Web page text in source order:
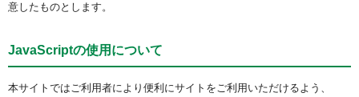
意したものとします。
JavaScriptの使用について
本サイトではご利用者により便利にサイトをご利用いただけるよう、